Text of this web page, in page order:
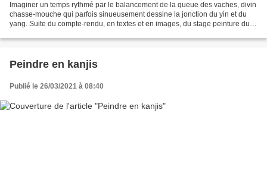
Imaginer un temps rythmé par le balancement de la queue des vaches, divin
chasse-mouche qui parfois sinueusement dessine la jonction du yin et du
yang. Suite du compte-rendu, en textes et en images, du stage peinture du
Peindre en kanjis
Publié le 26/03/2021 à 08:40